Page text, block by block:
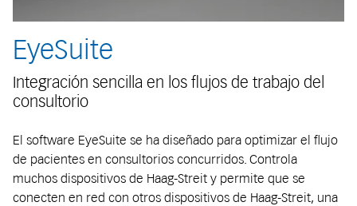
EyeSuite
Integración sencilla en los flujos de trabajo del
consultorio
El software EyeSuite se ha diseñado para optimizar el flujo
de pacientes en consultorios concurridos. Controla
muchos dispositivos de Haag-Streit y permite que se
conecten en red con otros dispositivos de Haag-Streit, una